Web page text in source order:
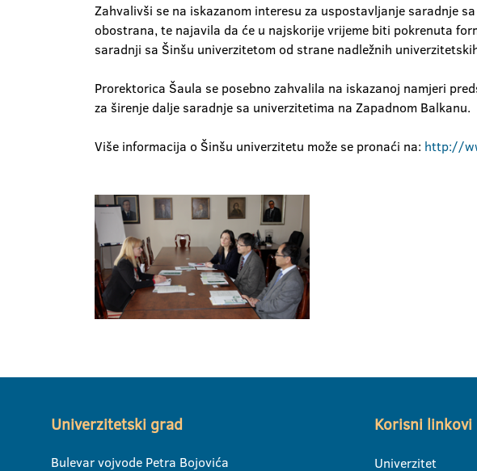
Zahvalivši se na iskazanom interesu za uspostavljanje saradnje
obostrana, te najavila da će u najskorije vrijeme biti pokrenuta
saradnji sa Šinšu univerzitetom od strane nadležnih
Prorektorica Šaula se posebno zahvalila na iskazanoj namjeri
za širenje dalje saradnje sa univerzitetima na Zapadnom Balkanu.
Više informacija o Šinšu univerzitetu može se pronaći na: http://
Univerzitetski grad
Bulevar vojvode Petra Bojovića
Korisni linkovi
Univerzitet